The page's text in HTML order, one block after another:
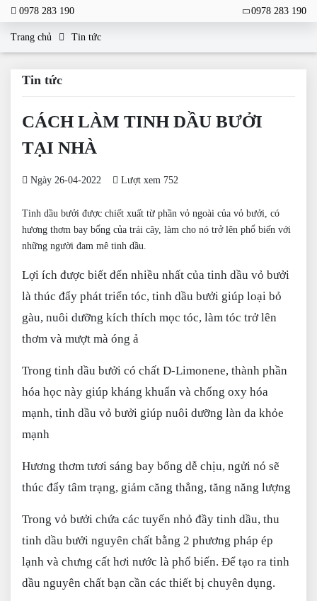
0978 283 190 0978 283 190
Trang chủ Tin tức
Tin tức
CÁCH LÀM TINH DẦU BƯỞI
TẠI NHÀ
Ngày 26-04-2022 Lượt xem 752
Tinh dầu bưởi được chiết xuất từ phần vỏ ngoài của vỏ bưởi, có
hương thơm bay bổng của trái cây, làm cho nó trở lên phổ biến với
những người đam mê tinh dầu.
Lợi ích được biết đến nhiều nhất của tinh dầu vỏ bưởi
là thúc đẩy phát triển tóc, tinh dầu bưởi giúp loại bỏ
gàu, nuôi dưỡng kích thích mọc tóc, làm tóc trở lên
thơm và mượt mà óng ả
Trong tinh dầu bưởi có chất D-Limonene, thành phần
hóa học này giúp kháng khuẩn và chống oxy hóa
mạnh, tinh dầu vỏ bưởi giúp nuôi dưỡng làn da khỏe
mạnh
Hương thơm tươi sáng bay bổng dễ chịu, ngửi nó sẽ
thúc đẩy tâm trạng, giảm căng thẳng, tăng năng lượng
Trong vỏ bưởi chứa các tuyến nhỏ đầy tinh dầu, thu
tinh dầu bưởi nguyên chất bằng 2 phương pháp ép
lạnh và chưng cất hơi nước là phổ biến. Để tạo ra tinh
dầu nguyên chất bạn cần các thiết bị chuyên dụng.